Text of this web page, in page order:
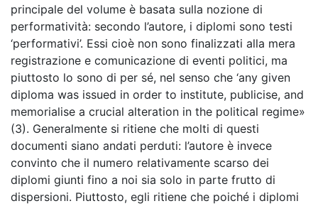
principale del volume è basata sulla nozione di
performatività: secondo l’autore, i diplomi sono testi
‘performativi’. Essi cioè non sono finalizzati alla mera
registrazione e comunicazione di eventi politici, ma
piuttosto lo sono di per sé, nel senso che ‘any given
diploma was issued in order to institute, publicise, and
memorialise a crucial alteration in the political regime»
(3). Generalmente si ritiene che molti di questi
documenti siano andati perduti: l’autore è invece
convinto che il numero relativamente scarso dei
diplomi giunti fino a noi sia solo in parte frutto di
dispersioni. Piuttosto, egli ritiene che poiché i diplomi